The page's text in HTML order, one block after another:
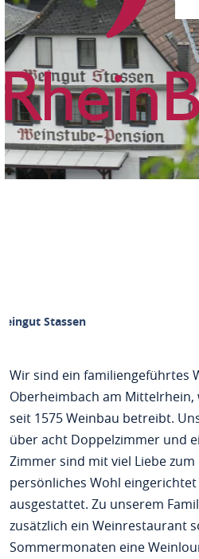
Stassen
Wir sind ein familiengeführtes
Oberheimbach am Mittelrhein,
seit 1575 Weinbau betreibt.
über acht Doppelzimmer und
Zimmer sind mit viel Liebe
persönliches Wohl
ausgestattet. Zu unserem
zusätzlich ein Weinrestaurant
Sommermonaten eine